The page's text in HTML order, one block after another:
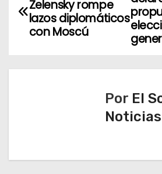
a
e
i
Zelensky rompe
lazos diplomáticos
con Moscú
Por El
Noticias